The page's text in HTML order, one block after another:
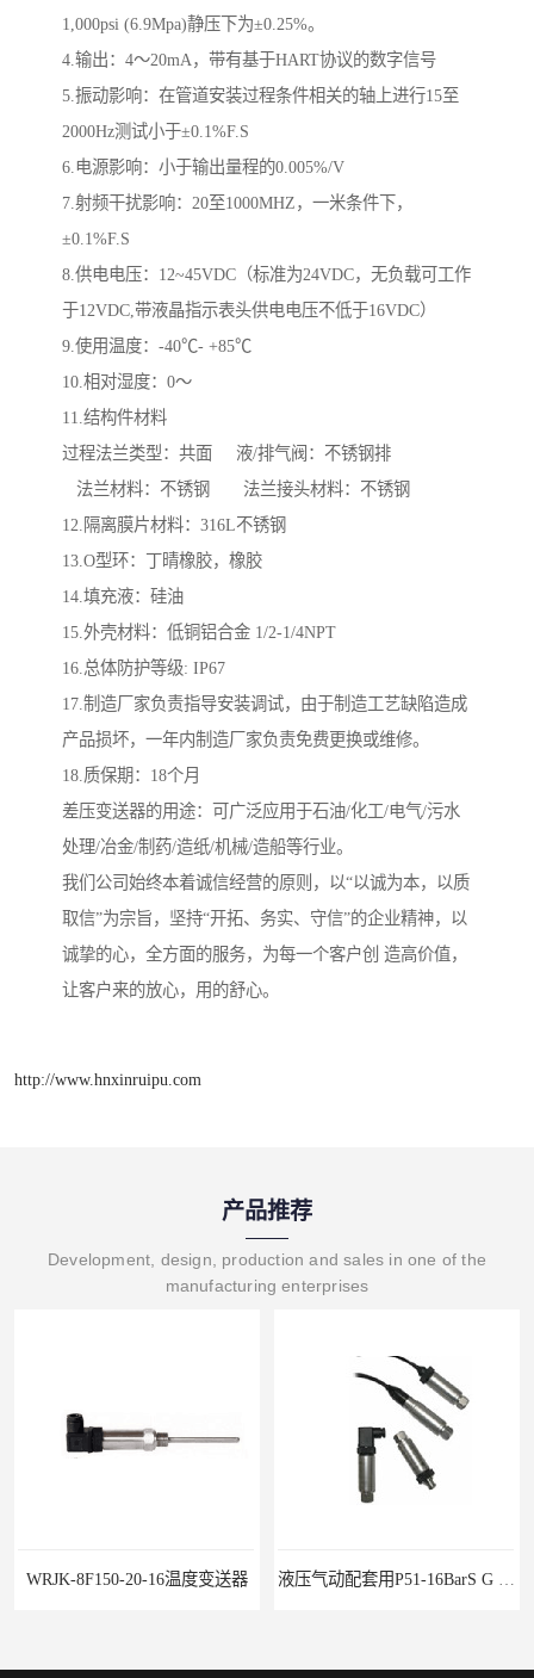
1,000psi (6.9Mpa)静压下为±0.25%。
4.输出：4～20mA，带有基于HART协议的数字信号
5.振动影响：在管道安装过程条件相关的轴上进行15至
2000Hz测试小于±0.1%F.S
6.电源影响：小于输出量程的0.005%/V
7.射频干扰影响：20至1000MHZ，一米条件下，
±0.1%F.S
8.供电电压：12~45VDC（标准为24VDC，无负载可工作
于12VDC,带液晶指示表头供电电压不低于16VDC）
9.使用温度：-40℃- +85℃
10.相对湿度：0～
11.结构件材料
过程法兰类型：共面 液/排气阀：不锈钢排
法兰材料：不锈钢 法兰接头材料：不锈钢
12.隔离膜片材料：316L不锈钢
13.O型环：丁晴橡胶，橡胶
14.填充液：硅油
15.外壳材料：低铜铝合金 1/2-1/4NPT
16.总体防护等级: IP67
17.制造厂家负责指导安装调试，由于制造工艺缺陷造成
产品损坏，一年内制造厂家负责免费更换或维修。
18.质保期：18个月
差压变送器的用途：可广泛应用于石油/化工/电气/污水
处理/冶金/制药/造纸/机械/造船等行业。
我们公司始终本着诚信经营的原则，以“以诚为本，以质
取信”为宗旨，坚持“开拓、务实、守信”的企业精神，以
诚挚的心，全方面的服务，为每一个客户创 造高价值，
让客户来的放心，用的舒心。
http://www.hnxinruipu.com
产品推荐
Development, design, production and sales in one of the
manufacturing enterprises
液压气动配套用P51-16BarS G -A-MD-20MA 压力变送器